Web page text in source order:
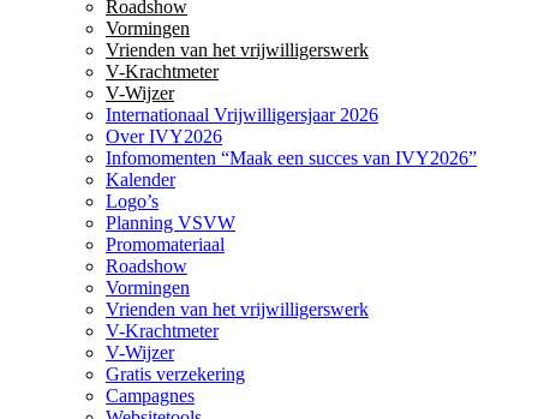
Roadshow
Vormingen
Vrienden van het vrijwilligerswerk
V-Krachtmeter
V-Wijzer
Internationaal Vrijwilligersjaar 2026
Over IVY2026
Infomomenten “Maak een succes van IVY2026”
Kalender
Logo’s
Planning VSVW
Promomateriaal
Roadshow
Vormingen
Vrienden van het vrijwilligerswerk
V-Krachtmeter
V-Wijzer
Gratis verzekering
Campagnes